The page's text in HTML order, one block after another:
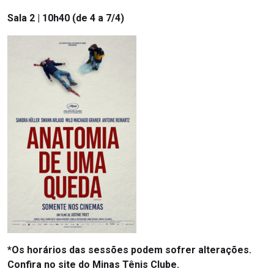
Sala 2 | 10h40 (de 4 a 7/4)
*Os horários das sessões podem sofrer alterações.
Confira no site do Minas Tênis Clube.